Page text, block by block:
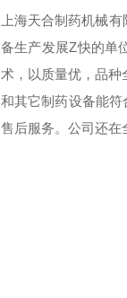
上海天合制药机械
备生产发展Z快的单
术，以质量优，品
和其它制药设备能
售后服务。公司还在